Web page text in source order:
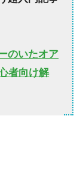
のいたオア
者向け解